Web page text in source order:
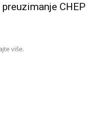
CHEP
više.